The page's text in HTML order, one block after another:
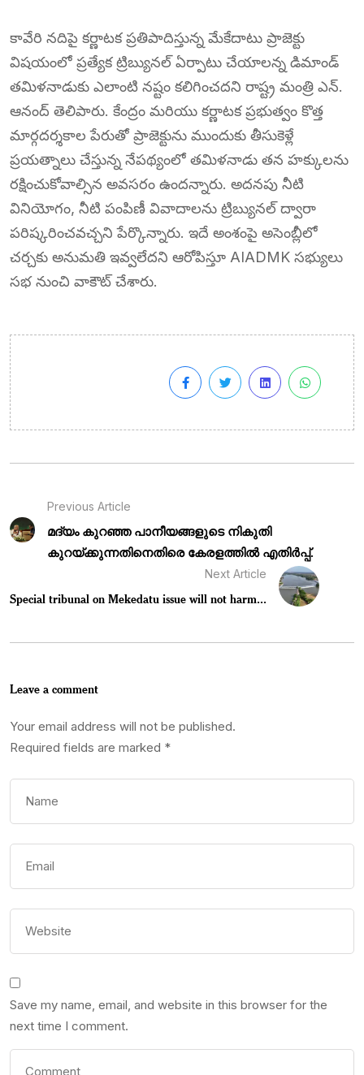
కావేరి నదిపై కర్ణాటక ప్రతిపాదిస్తున్న మేకేదాటు ప్రాజెక్టు
విషయంలో ప్రత్యేక ట్రిబ్యునల్ ఏర్పాటు చేయాలన్న డిమాండ్
తమిళనాడుకు ఎలాంటి నష్టం కలిగించదని రాష్ట్ర మంత్రి ఎన్.
ఆనంద్ తెలిపారు. కేంద్రం మరియు కర్ణాటక ప్రభుత్వం కొత్త
మార్గదర్శకాల పేరుతో ప్రాజెక్టును ముందుకు తీసుకెళ్లే
ప్రయత్నాలు చేస్తున్న నేపథ్యంలో తమిళనాడు తన హక్కులను
రక్షించుకోవాల్సిన అవసరం ఉందన్నారు. అదనపు నీటి
వినియోగం, నీటి పంపిణీ వివాదాలను ట్రిబ్యునల్ ద్వారా
పరిష్కరించవచ్చని పేర్కొన్నారు. ఇదే అంశంపై అసెంబ్లీలో
చర్చకు అనుమతి ఇవ్వలేదని ఆరోపిస్తూ AIADMK సభ్యులు
సభ నుంచి వాకౌట్ చేశారు.
Previous Article
മദ്യം കുറഞ്ഞ പാനീയങ്ങളുടെ നികുതി
കുറയ്ക്കുന്നതിനെതിരെ കേരളത്തിൽ എതിർപ്പ്.
Next Article
Special tribunal on Mekedatu issue will not harm...
Leave a comment
Your email address will not be published.
Required fields are marked *
Save my name, email, and website in this browser for the
next time I comment.